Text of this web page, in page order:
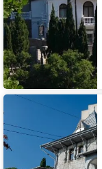
Санаторий
Морской
прибой